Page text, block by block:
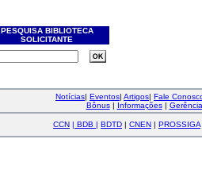
PESQUISA BIBLIOTECA
SOLICITANTE
Notícias| Eventos| Artigos| Fale
Bônus| Informações| Gerência
CCN | BDB | BDTD | CNEN | PROSSIGA